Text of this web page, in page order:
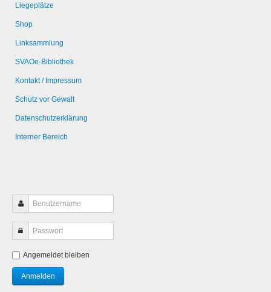
Liegeplätze
Shop
Linksammlung
SVAOe-Bibliothek
Kontakt / Impressum
Schutz vor Gewalt
Datenschutzerklärung
Interner Bereich
Angemeldet bleiben